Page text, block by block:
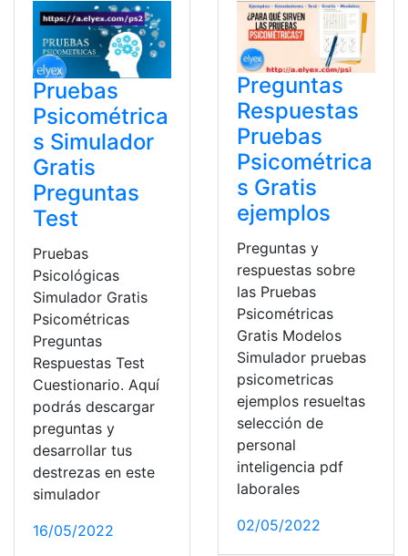
Pruebas
Psicométrica
s Simulador
Gratis
Preguntas
Test
Pruebas
Psicológicas
Simulador Gratis
Psicométricas
Preguntas
Respuestas Test
Cuestionario. Aquí
podrás descargar
preguntas y
desarrollar tus
destrezas en este
simulador
16/05/2022
Preguntas
Respuestas
Pruebas
Psicométrica
s Gratis
ejemplos
Preguntas y
respuestas sobre
las Pruebas
Psicométricas
Gratis Modelos
Simulador pruebas
psicometricas
ejemplos resueltas
selección de
personal
inteligencia pdf
laborales
02/05/2022